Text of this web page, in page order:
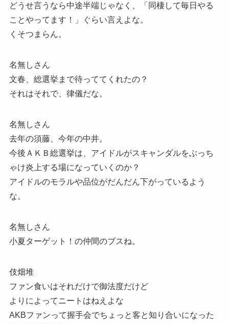
どうせ言うなら中途半端じゃなく、「同棲して毎日やる
ことやってます！」ぐらい言えよな。
くそつまらん。
名無しさん
文春、総選挙まで待っててくれたの？
それはそれで、律儀だな。
名無しさん
去年の須藤、今年の中井。
今後ＡＫＢ総選挙は、アイドルがスキャンダルをぶっち
ゃけ炎上する場になっていくのか？
アイドルのモラルや品位がだんだん下がっているよう
な。
名無しさん
小夏ターゲット！の仲間のブスね。
伎畑堆
ファン食いはそれだけで御法度だけど
よりによってニートはねえよな
AKBファンって握手会でちょっと客と知り合いになった